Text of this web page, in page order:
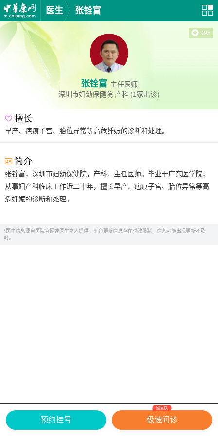
医生 张铨富
张铨富 主任医师
深圳市妇幼保健院 产科 (1家出诊)
995
擅长
早产、疤痕子宫、胎位异常等高危妊娠的诊断和处理。
简介
张铨富，深圳市妇幼保健院，产科，主任医师。毕业于广东医学院，
从事妇产科临床工作近二十年，擅长早产、疤痕子宫、胎位异常等高
危妊娠的诊断和处理。
*医生信息源自医院官网或医生本人提供，平台更新信息存在时效限制，信息可能出现更新不及
时。
网上有害信息举报专区
关于我们
Copyright ©
2026 中华康网 版权所有
预约挂号 极速问诊
回复快